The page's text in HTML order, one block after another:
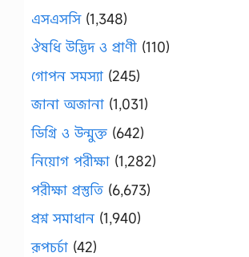
এসএসসি(1,348)
ঔষধি উদ্ভিদ ও প্রাণী (110)
গোপন সমস্যা (245)
জানা অজানা (1,031)
ডিগ্রি ও উন্মুক্ত (642)
নিয়োগ পরীক্ষা (1,282)
পরীক্ষা প্রস্তুতি (6,673)
প্রশ্ন সমাধান (1,940)
রূপচর্চা (42)